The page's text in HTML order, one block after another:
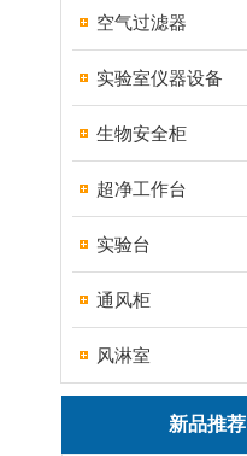
空气过滤器
实验室仪器设备
生物安全柜
超净工作台
实验台
通风柜
风淋室
新品推荐